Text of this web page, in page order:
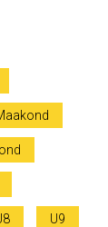
U9